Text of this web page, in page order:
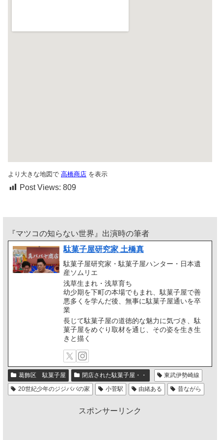
より大きな地図で 高橋商店 を表示
Post Views: 809
『マツコの知らない世界』出演時の筆者
駄菓子屋研究家 土橋真
駄菓子屋研究家・駄菓子屋ハンター・日本遺
産ソムリエ
浅草生まれ・浅草育ち
幼少期を下町の本場でもまれ、駄菓子屋で善
悪多くを学んだ後、無事に駄菓子屋通いを卒
業
長じて駄菓子屋の道徳的な魅力に気づき、駄
菓子屋をめぐり取材を通じ、その姿を生き生
きと描く
葛飾区 駄菓子屋 閉店された駄菓子屋・・
東武伊勢崎線
20世紀少年のジジババの家
小菅駅 由緒ある 昔ながら
スポンサーリンク